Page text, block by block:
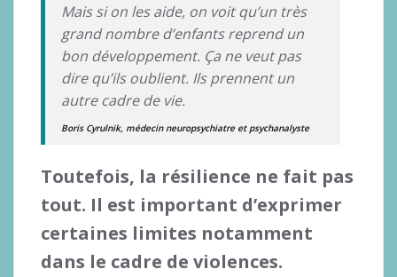
Mais si on les aide, on voit qu’un très
grand nombre d’enfants reprend un
bon développement. Ça ne veut pas
dire qu’ils oublient. Ils prennent un
autre cadre de vie.
Boris Cyrulnik, médecin neuropsychiatre et psychanalyste
Toutefois, la résilience ne fait pas
tout. Il est important d’exprimer
certaines limites notamment
dans le cadre de violences.